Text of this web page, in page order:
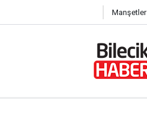
Manşetler